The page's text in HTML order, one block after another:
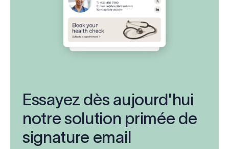
Essayez dès aujourd'hui
notre solution primée de
signature email